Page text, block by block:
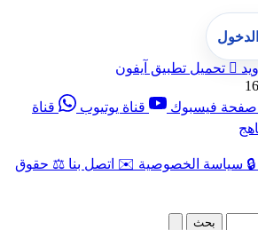
 تحميل تطبيق آيفون
صفحة فيسبوك قناة يوتيوب
قناة
🔒 سياسة الخصوصية ✉️ اتصل بنا ⚖️ حقوق
بحث